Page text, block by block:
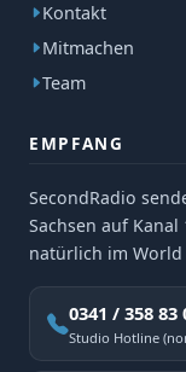
Kontakt
Mitmachen
Team
EMPFANG
SecondRadio
Sachsen auf
natürlich im World
0341 / 358 83
Studio Hotline